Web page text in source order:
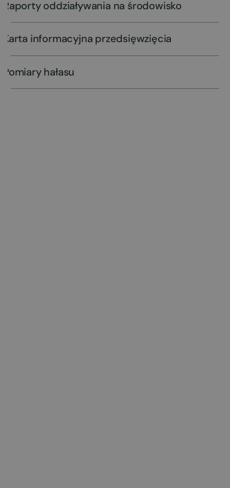
Raporty oddziaływania na środowisko
Karta informacyjna przedsięwzięcia
Pomiary hałasu